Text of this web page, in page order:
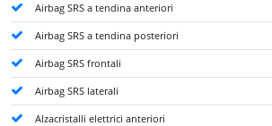
Airbag SRS a tendina anteriori
Airbag SRS a tendina posteriori
Airbag SRS frontali
Airbag SRS laterali
Alzacristalli elettrici anteriori